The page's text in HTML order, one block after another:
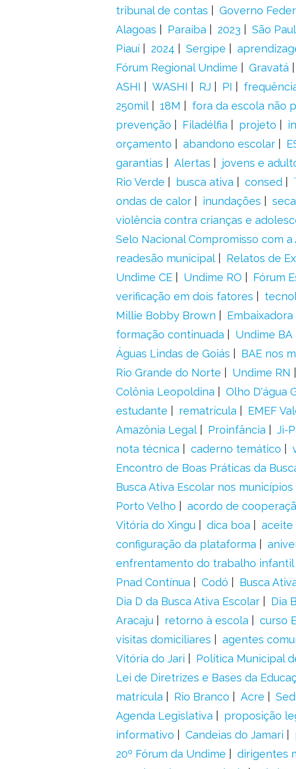
tribunal de contas
Governo
Alagoas
Paraíba 2023 São
Piauí
2024 Sergipe
Fórum Regional Undime
Gravatá
ASHI
WASHI RJ PI
250mil
18M fora da escola não
prevenção
Filadélfia projeto
orçamento
abandono escolar
garantias
Alertas jovens e
Rio Verde
busca ativa consed
ondas de calor
inundações
violência contra crianças e
Selo Nacional Compromisso com
readesão municipal
Relatos de
Undime CE
Undime RO Fórum
verificação em dois fatores
Millie Bobby Brown
formação continuada
Undime BA
Águas Lindas de Goiás
BAE nos
Rio Grande do Norte
Undime RN
Colônia Leopoldina
Olho D'água
estudante
rematrícula EMEF
Amazônia Legal
Proinfância Ji-
nota técnica
caderno temático
Encontro de Boas Práticas da
Busca Ativa Escolar nos municípios
Porto Velho
acordo de
Vitória do Xingu
dica boa
configuração da plataforma
enfrentamento do trabalho infantil
Pnad Contínua
Codó Busca
Dia D da Busca Ativa Escolar
Dia
Aracaju
retorno à escola curso
visitas domiciliares
agentes
Vitória do Jari
Política Municipal
Lei de Diretrizes e Bases da
matrícula
Rio Branco Acre
Agenda Legislativa
proposição
informativo
Candeias do Jamari
20º Fórum da Undime
dirigentes